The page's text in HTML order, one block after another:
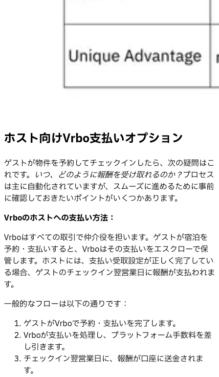
ホスト向けVrbo支払いオプション
ゲストが物件を予約してチェックインしたら、次の疑問はこ
れです。 いつ、どのように報酬を受け取れるのか？プロセス
は主に自動化されていますが、スムーズに進めるために事前
に確認しておきたいポイントがいくつかあります。
Vrboのホストへの支払い方法：
Vrboはすべての取引で仲介役を担います。ゲストが宿泊を
予約・支払いすると、Vrboはその支払いをエスクローで保
管します。ホストには、支払い受取設定が正しく完了してい
る場合、ゲストのチェックイン翌営業日に報酬が支払われま
す。
一般的なフローは以下の通りです：
ゲストがVrboで予約・支払いを完了します。
Vrboが支払いを処理し、プラットフォーム手数料を差
し引きます。
チェックイン翌営業日に、報酬が口座に送金されま
す。